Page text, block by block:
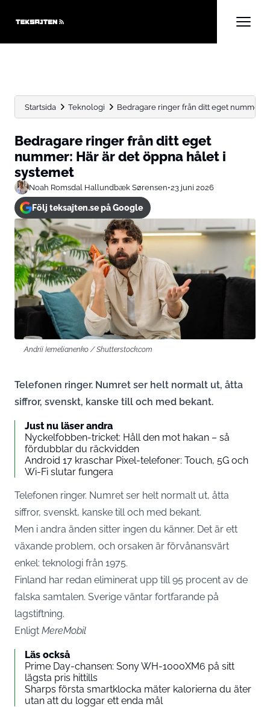
Startsida Teknologi Bedragare ringer från ditt eget nummer:
Bedragare ringer från ditt eget
nummer: Här är det öppna hålet i
systemet
Noah Romsdal Hallundbæk Sørensen•23 juni 2026
Följ teksajten.se på Google
Andrii Iemelianenko / Shutterstock.com
Telefonen ringer. Numret ser helt normalt ut, åtta
siffror, svenskt, kanske till och med bekant.
Just nu läser andra
Nyckelfobben-tricket: Håll den mot hakan – så
fördubblar du räckvidden
Android 17 kraschar Pixel-telefoner: Touch, 5G och
Wi-Fi slutar fungera
Telefonen ringer. Numret ser helt normalt ut, åtta
siffror, svenskt, kanske till och med bekant.
Men i andra änden sitter ingen du känner. Det är ett
växande problem, och orsaken är förvånansvärt
enkel: teknologi från 1975.
Finland har redan eliminerat upp till 95 procent av de
falska samtalen. Sverige väntar fortfarande på
lagstiftning.
Enligt MereMobil
Läs också
Prime Day-chansen: Sony WH-1000XM6 på sitt
lägsta pris hittills
Sharps första smartklocka mäter kalorierna du äter
utan att du loggar ett enda mål